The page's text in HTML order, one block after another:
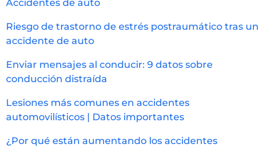
Accidentes de auto
Riesgo de trastorno de estrés postraumático tras un
accidente de auto
Enviar mensajes al conducir: 9 datos sobre
conducción distraída
Lesiones más comunes en accidentes
automovilísticos | Datos importantes
¿Por qué están aumentando los accidentes